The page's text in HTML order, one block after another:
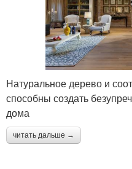
Натуральное дерево и
способны создать
дома
читать дальше →